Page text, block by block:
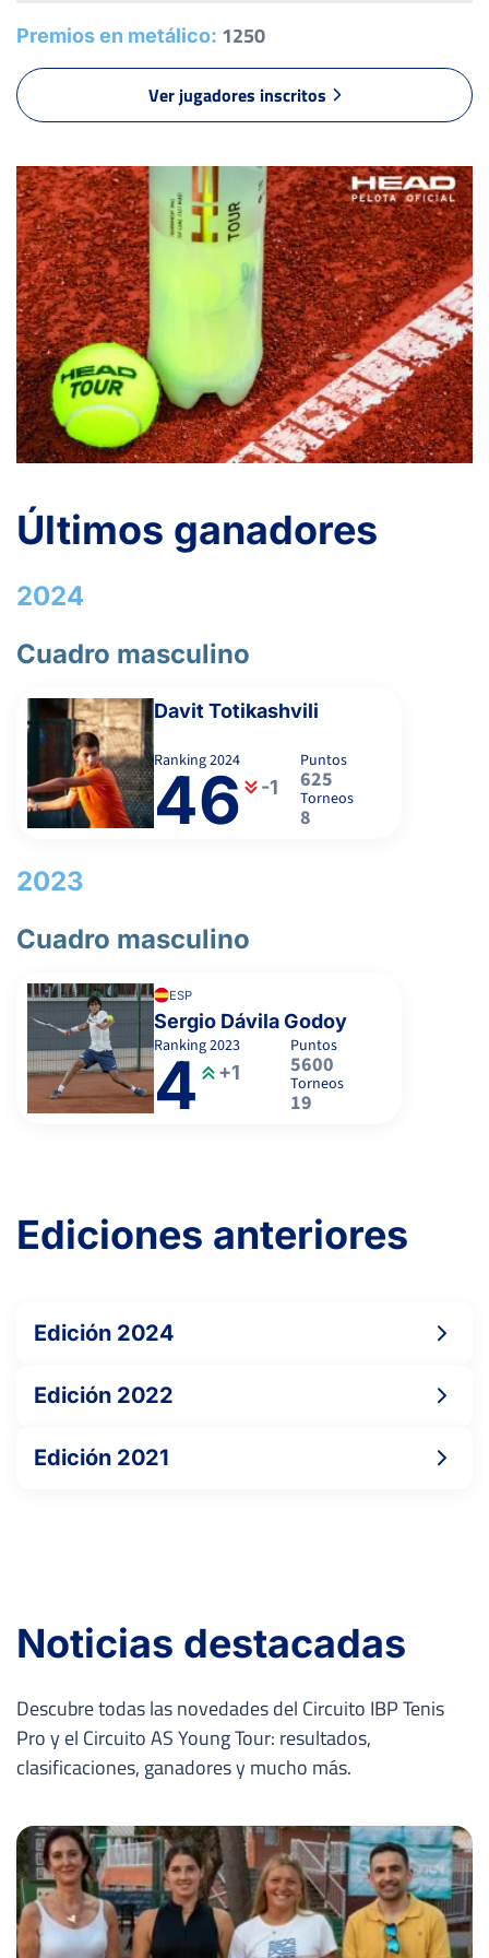
LORENZO FIGUEREDO, D. 76
-
RIOS PEREZ, E.
BENITO FERNÁNDEZ, N. 66
CHACON HUERTA, R.
Premios en metálico: 1250
Ver jugadores inscritos
Últimos ganadores
2024
Cuadro masculino
Davit Totikashvili
Ranking2024
46 -1
Puntos
625
Torneos
8
2023
Cuadro masculino
ESP
Sergio Dávila Godoy
Ranking2023
4 +1
Puntos
5600
Torneos
19
Ediciones anteriores
Edición 2024
Edición 2022
Edición 2021
Noticias destacadas
Descubre todas las novedades del Circuito IBP Tenis
Pro y el Circuito AS Young Tour: resultados,
clasificaciones, ganadores y mucho más.